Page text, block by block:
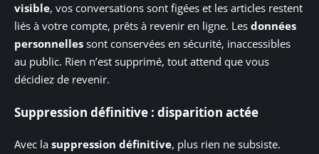
visible, vos conversations sont figées et les articles restent
liés à votre compte, prêts à revenir en ligne. Les données
personnelles sont conservées en sécurité, inaccessibles
au public. Rien n’est supprimé, tout attend que vous
décidiez de revenir.
Suppression définitive : disparition actée
Avec la suppression définitive, plus rien ne subsiste.